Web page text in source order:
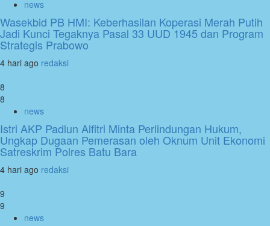
news
Wasekbid PB HMI: Keberhasilan Koperasi Merah Putih
Jadi Kunci Tegaknya Pasal 33 UUD 1945 dan Program
Strategis Prabowo
4 hari ago redaksi
8
8
news
Istri AKP Padlun Alfitri Minta Perlindungan Hukum,
Ungkap Dugaan Pemerasan oleh Oknum Unit Ekonomi
Satreskrim Polres Batu Bara
4 hari ago redaksi
9
9
news